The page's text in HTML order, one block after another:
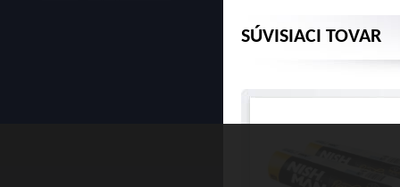
SÚVISIACI TOVAR